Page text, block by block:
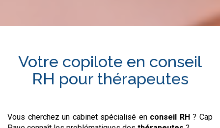
Votre copilote en conseil
RH pour thérapeutes
Vous cherchez un cabinet spécialisé en conseil RH? Cap